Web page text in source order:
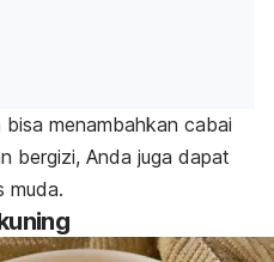
menambahkan cabai
bergizi, Anda juga dapat
muda.